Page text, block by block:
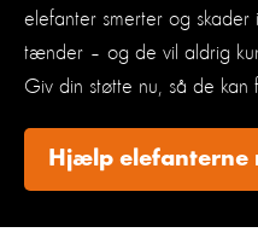
elefanter smerter og
tænder – og de vil aldrig
Giv din støtte nu, så de kan
Hjælp elefanterne